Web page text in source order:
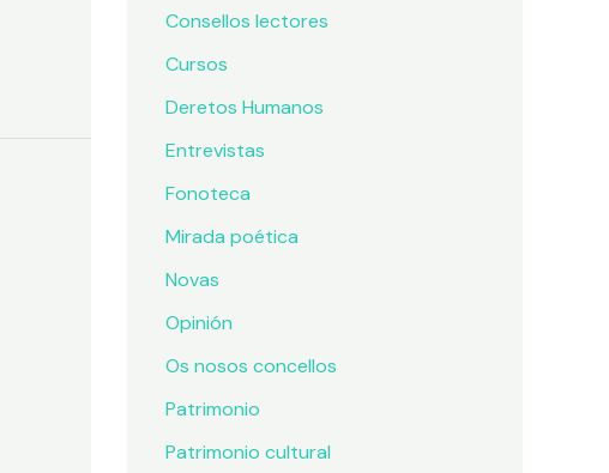
Consellos lectores
Cursos
Deretos Humanos
Entrevistas
Fonoteca
Mirada poética
Novas
Opinión
Os nosos concellos
Patrimonio
Patrimonio cultural